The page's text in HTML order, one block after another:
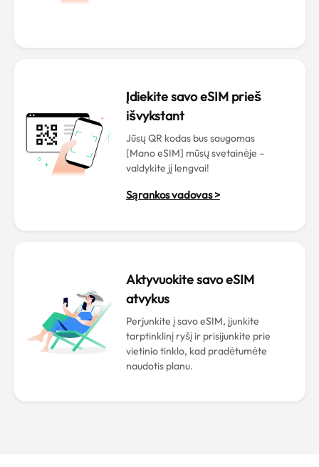
Įdiekite savo eSIM prieš
išvykstant
Jūsų QR kodas bus saugomas
[Mano eSIM] mūsų svetainėje –
valdykite jį lengvai!
Sąrankos vadovas >
Aktyvuokite savo eSIM
atvykus
Perjunkite į savo eSIM, įjunkite
tarptinklinį ryšį ir prisijunkite prie
vietinio tinklo, kad pradėtumėte
naudotis planu.